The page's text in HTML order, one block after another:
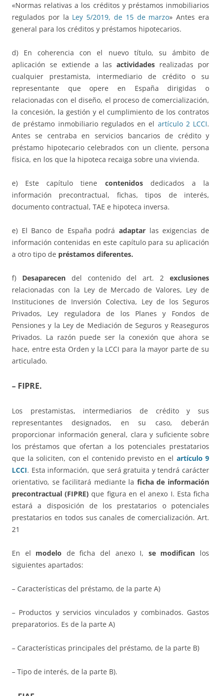
«Normas relativas a los créditos y préstamos inmobiliarios
regulados por la Ley 5/2019, de 15 de marzo» Antes era
general para los créditos y préstamos hipotecarios.
d) En coherencia con el nuevo título, su ámbito de
aplicación se extiende a lasactividades realizadas por
cualquier prestamista, intermediario de crédito o su
representante que opere en España dirigidas o
relacionadas con el diseño, el proceso de comercialización,
la concesión, la gestión y el cumplimiento de los contratos
de préstamo inmobiliario regulados en el artículo 2 LCCI.
Antes se centraba en servicios bancarios de crédito y
préstamo hipotecario celebrados con un cliente, persona
física, en los que la hipoteca recaiga sobre una vivienda.
e) Este capítulo tiene contenidosdedicados a la
información precontractual, fichas, tipos de interés,
documento contractual, TAE e hipoteca inversa.
e) El Banco de España podrá adaptar las exigencias de
información contenidas en este capítulo para su aplicación
a otro tipo de préstamos diferentes.
f) Desaparecendel contenido del art. 2exclusiones
relacionadas con la Ley de Mercado de Valores, Ley de
Instituciones de Inversión Colectiva, Ley de los Seguros
Privados, Ley reguladora de los Planes y Fondos de
Pensiones y la Ley de Mediación de Seguros y Reaseguros
Privados. La razón puede ser la conexión que ahora se
hace, entre esta Orden y la LCCI para la mayor parte de su
articulado.
– FIPRE.
Los prestamistas, intermediarios de crédito y sus
representantes designados, en su caso, deberán
proporcionar información general, clara y suficiente sobre
los préstamos que ofertan a los potenciales prestatarios
que la soliciten, con el contenido previsto en el artículo 9
LCCI. Esta información, que será gratuita y tendrá carácter
orientativo, se facilitará mediante la ficha de información
precontractual (FIPRE) que figura en el anexo I. Esta ficha
estará a disposición de los prestatarios o potenciales
prestatarios en todos sus canales de comercialización. Art.
21
En el modelo de ficha del anexo I, se modifican los
siguientes apartados:
– Características del préstamo, de la parte A)
– Productos y servicios vinculados y combinados. Gastos
preparatorios. Es de la parte A)
– Características principales del préstamo, de la parte B)
– Tipo de interés, de la parte B).